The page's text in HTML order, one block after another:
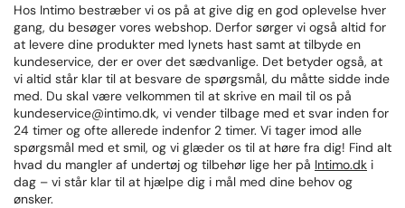
Hos Intimo bestræber vi os på at give dig en god oplevelse hver
gang, du besøger vores webshop. Derfor sørger vi også altid for
at levere dine produkter med lynets hast samt at tilbyde en
kundeservice, der er over det sædvanlige. Det betyder også, at
vi altid står klar til at besvare de spørgsmål, du måtte sidde inde
med. Du skal være velkommen til at skrive en mail til os på
kundeservice@intimo.dk, vi vender tilbage med et svar inden for
24 timer og ofte allerede indenfor 2 timer. Vi tager imod alle
spørgsmål med et smil, og vi glæder os til at høre fra dig! Find alt
hvad du mangler af undertøj og tilbehør lige her på Intimo.dk i
dag – vi står klar til at hjælpe dig i mål med dine behov og
ønsker.